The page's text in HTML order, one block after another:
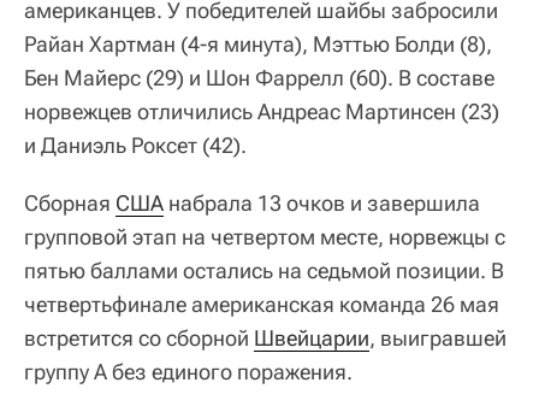
американцев. У победителей шайбы забросили
Райан Хартман (4-я минута), Мэттью Болди (8),
Бен Майерс (29) и Шон Фаррелл (60). В составе
норвежцев отличились Андреас Мартинсен (23)
и Даниэль Роксет (42).
Сборная США набрала 13 очков и завершила
групповой этап на четвертом месте, норвежцы с
пятью баллами остались на седьмой позиции. В
четвертьфинале американская команда 26 мая
встретится со сборной Швейцарии, выигравшей
группу А без единого поражения.